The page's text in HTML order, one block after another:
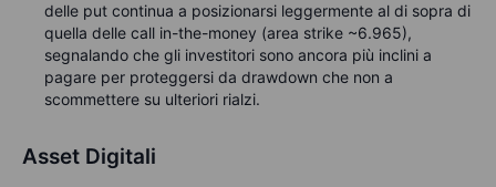
delle put continua a posizionarsi leggermente al di sopra di
quella delle call in-the-money (area strike ~6.965),
segnalando che gli investitori sono ancora più inclini a
pagare per proteggersi da drawdown che non a
scommettere su ulteriori rialzi.
Asset Digitali